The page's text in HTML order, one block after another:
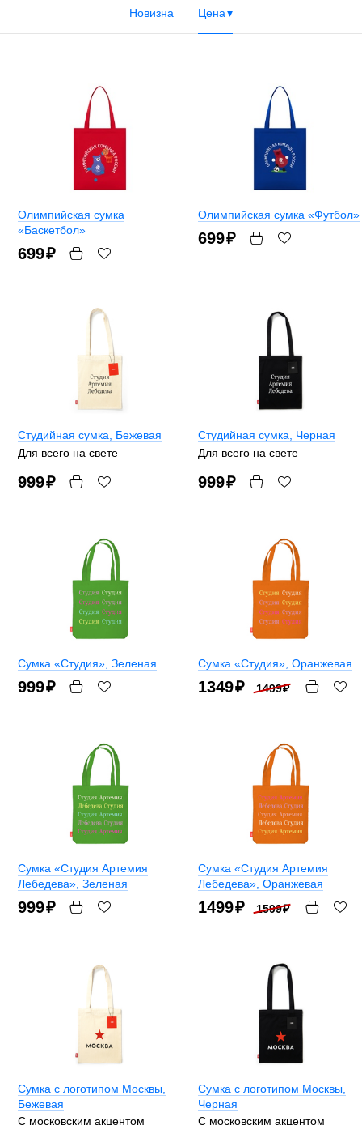
Новизна Цена
Олимпийская сумка
«Баскетбол»
699₽
Олимпийская сумка «Футбол»
699₽
Студийная сумка , Бежевая
Для всего на свете
999₽
Студийная сумка , Черная
Для всего на свете
999₽
Сумка «Студия» , Зеленая
999₽
Сумка «Студия» , Оранжевая
1349₽ 1499₽
Сумка «Студия Артемия
Лебедева» , Зеленая
999₽
Сумка «Студия Артемия
Лебедева» , Оранжевая
1499₽ 1599₽
Сумка с логотипом Москвы
Бежевая
С московским акцентом
Сумка с логотипом Москвы
Черная
С московским акцентом